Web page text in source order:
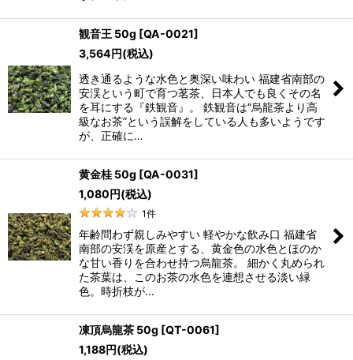
観音王 50g [QA-0021]
3,564円(税込)
透き通るような水色と奥深い味わい 福建省南部の
安渓という町で育つ茗茶、日本人でも良くその名
を耳にする『鉄観音』。 鉄観音は“烏龍茶より高
級なお茶”という誤解をしている人も多いようです
が、正確に…
黄金桂 50g [QA-0031]
1,080円(税込)
1件
年齢問わず親しみやすい 軽やかな飲み口 福建省
南部の安渓を原産とする、黄金色の水色とほのか
な甘い香りを合わせ持つ烏龍茶。 細かく丸められ
た茶葉は、このお茶の水色を連想させる淡い緑
色。時折枝が…
凍頂烏龍茶 50g [QT-0061]
1,188円(税込)